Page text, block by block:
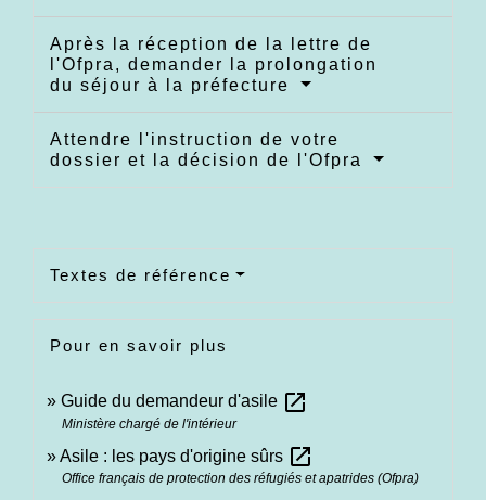
Après la réception de la lettre de
l'Ofpra, demander la prolongation
du séjour à la préfecture
Attendre l'instruction de votre
dossier et la décision de l'Ofpra
Textes de référence
Pour en savoir plus
Guide du demandeur d'asile open_in_new
Ministère chargé de l'intérieur
Asile : les pays d'origine sûrs open_in_new
Office français de protection des réfugiés et apatrides (Ofpra)